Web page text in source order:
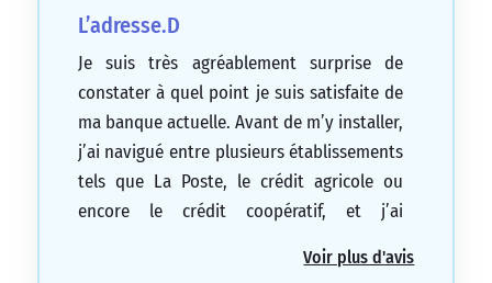
L’adresse.D
Je suis très agréablement surprise de
constater à quel point je suis satisfaite de
ma banque actuelle. Avant de m’y installer,
j’ai navigué entre plusieurs établissements
tels que La Poste, le crédit agricole ou
encore le crédit coopératif, et j’ai
expériences avec mes conseillers ainsi
Voir plus d'avis